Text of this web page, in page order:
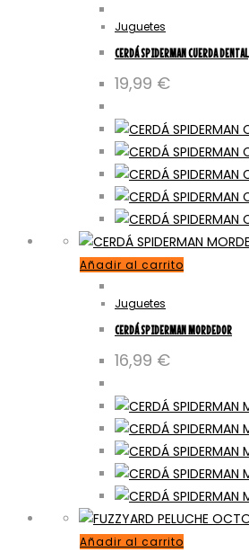
Juguetes
CERDÁ SPIDERMAN CUERDA DENTAL
19,99 €
Añadir al carrito
Juguetes
CERDÁ SPIDERMAN MORDEDOR
16,99 €
Añadir al carrito